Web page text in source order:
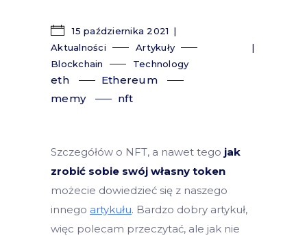
15 października 2021
Aktualności
Artykuły
Blockchain
Technology
eth
Ethereum
memy
nft
Szczegółów o NFT, a nawet tego jak
zrobić sobie swój własny token
możecie dowiedzieć się z naszego
innego artykułu. Bardzo dobry artykuł,
więc polecam przeczytać, ale jak nie